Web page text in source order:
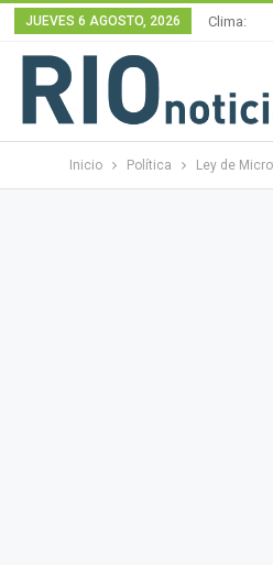
JUEVES 6 AGOSTO, 2026 Clima:
Inicio Política Ley de